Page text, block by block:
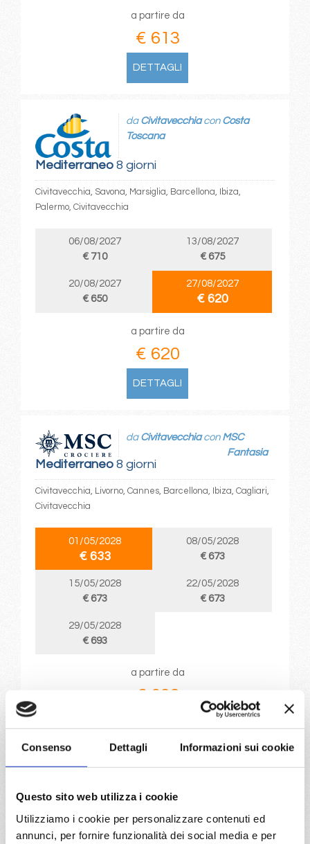
Consenso Dettagli Informazioni sui cookie
Questo sito web utilizza i cookie
Utilizziamo i cookie per personalizzare contenuti ed
annunci, per fornire funzionalità dei social media e per
a partire da
€ 613
DETTAGLI
Mediterraneo8 giorni
da Civitavecchiacon Costa
Toscana
Civitavecchia, Savona, Marsiglia, Barcellona, Ibiza,
Palermo, Civitavecchia
06/08/2027
€ 710
13/08/2027
€ 675
20/08/2027
€ 650
27/08/2027
€ 620
a partire da
€ 620
DETTAGLI
Mediterraneo8 giorni
da Civitavecchiacon MSC
Fantasia
Civitavecchia, Livorno, Cannes, Barcellona, Ibiza, Cagliari,
Civitavecchia
01/05/2028
€ 633
08/05/2028
€ 673
15/05/2028
€ 673
22/05/2028
€ 673
29/05/2028
€ 693
a partire da
€ 633
Civitavecchia, Palermo, Ibiza, Valencia, Marsiglia, Genova,